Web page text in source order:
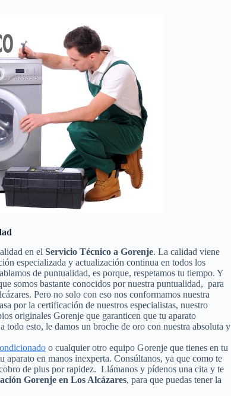
en el Servicio Técnico a Gorenje. La calidad viene
especializada y actualización continua en todos los
de puntualidad, es porque, respetamos tu tiempo. Y
somos bastante conocidos por nuestra puntualidad, para
Pero no solo con eso nos conformamos nuestra
por la certificación de nuestros especialistas, nuestro
originales Gorenje que garanticen que tu aparato
esto, le damos un broche de oro con nuestra absoluta y
o cualquier otro equipo Gorenje que tienes en tu
aparato en manos inexperta. Consúltanos, ya que como te
de plus por rapidez. Llámanos y pídenos una cita y te
Gorenje en Los Alcázares, para que puedas tener la